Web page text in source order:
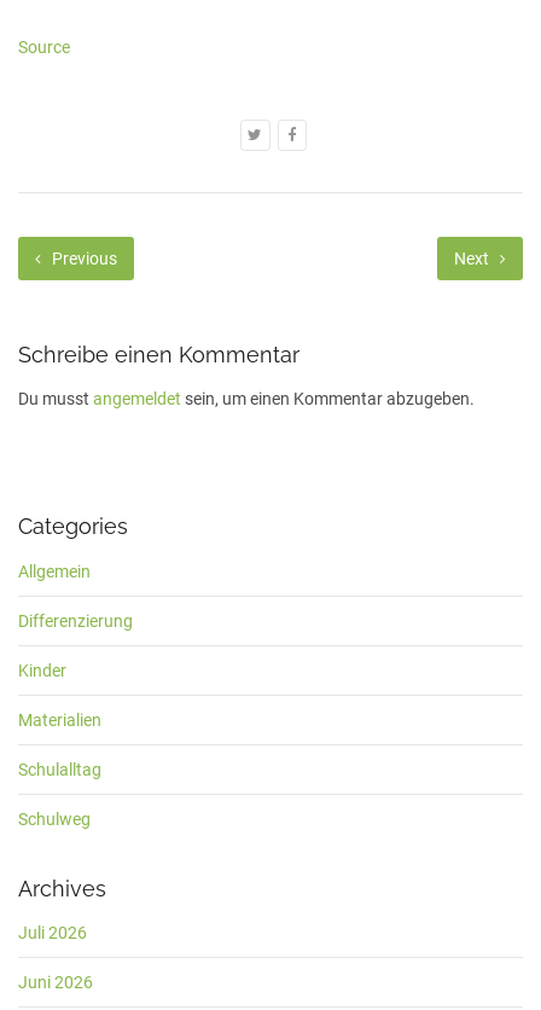
Source
Previous Next
Schreibe einen Kommentar
Du musst angemeldet sein, um einen Kommentar abzugeben.
Categories
Allgemein
Differenzierung
Kinder
Materialien
Schulalltag
Schulweg
Archives
Juli 2026
Juni 2026